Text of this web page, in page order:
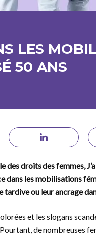
LES
50 ANS
des droits des femmes,
dans les mobilisations
ou leur ancrage
et les slogans
de nombreuses